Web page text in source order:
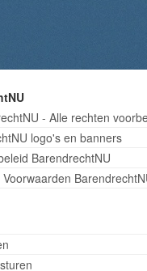
- Alle rechten
logo's en banners
BarendrechtNU